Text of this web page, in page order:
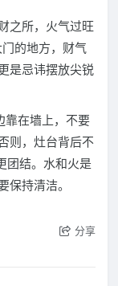
之所，火气过旺
的地方，财气
是忌讳摆放尖锐
靠在墙上，不要
则，灶台背后不
团结。水和火是
保持清洁。
分享